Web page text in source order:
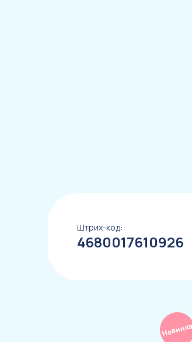
Штрих-код:
4680017610926